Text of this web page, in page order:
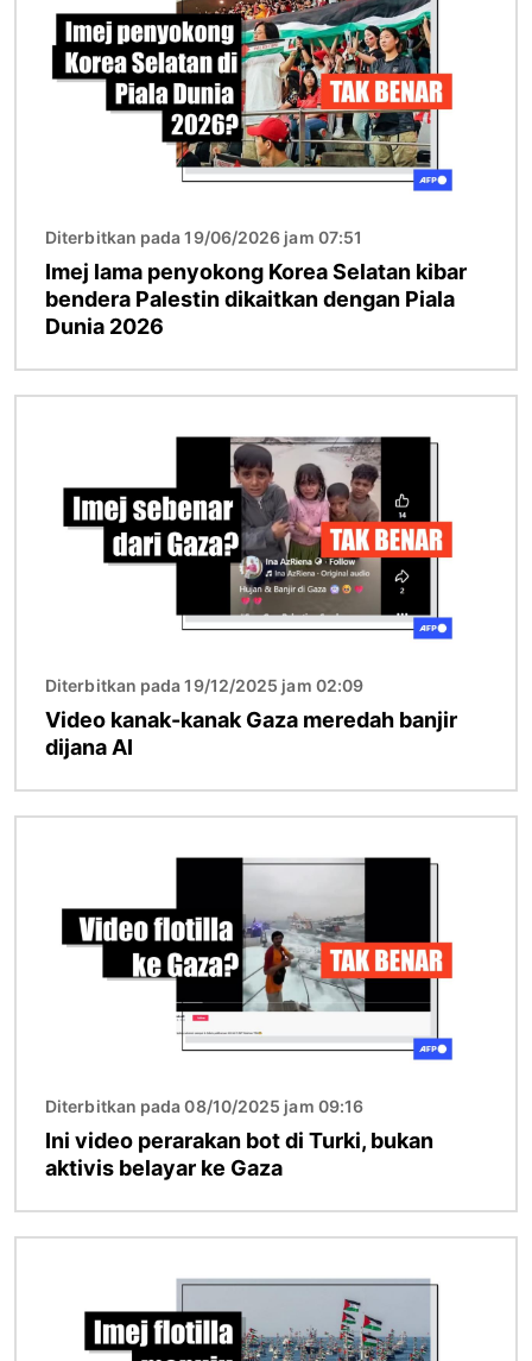
Diterbitkan pada 19/06/2026 jam 07:51
Imej lama penyokong Korea Selatan kibar
bendera Palestin dikaitkan dengan Piala
Dunia 2026
Diterbitkan pada 19/12/2025 jam 02:09
Video kanak-kanak Gaza meredah banjir
dijana AI
Diterbitkan pada 08/10/2025 jam 09:16
Ini video perarakan bot di Turki, bukan
aktivis belayar ke Gaza